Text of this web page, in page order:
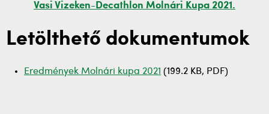
Vasi Vizeken-Decathlon Molnári Kupa 2021.
Letölthető dokumentumok
Eredmények Molnári kupa 2021 (199.2 KB, PDF)